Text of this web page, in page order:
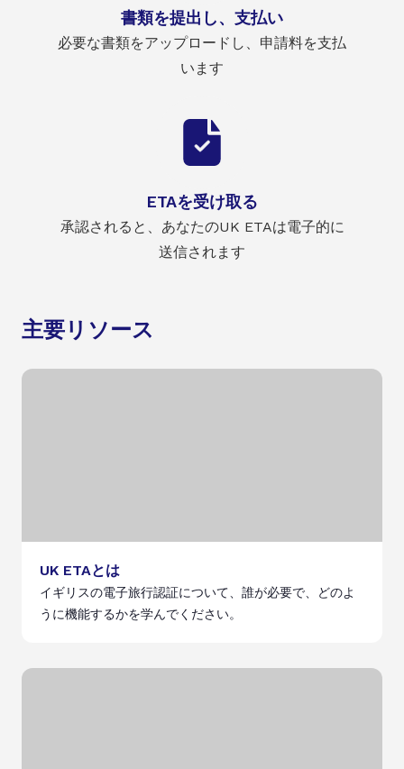
書類を提出し、支払い
必要な書類をアップロードし、申請料を支払
います
ETAを受け取る
承認されると、あなたのUK ETAは電子的に
送信されます
主要リソース
UK ETAとは
イギリスの電子旅行認証について、誰が必要で、どのよ
うに機能するかを学んでください。